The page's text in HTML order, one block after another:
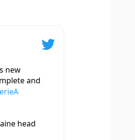
new
and
head